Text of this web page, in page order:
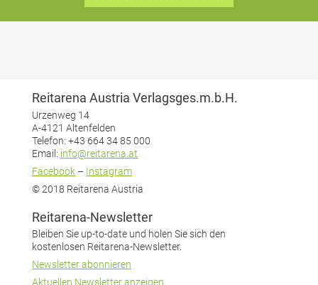
Reitarena Austria Verlagsges.m.b.H.
Urzenweg 14
A-4121 Altenfelden
Telefon: +43 664 34 85 000
Email: info@reitarena.at
Facebook – Instagram
© 2018 Reitarena Austria
Reitarena-Newsletter
Bleiben Sie up-to-date und holen Sie sich den
kostenlosen Reitarena-Newsletter.
Newsletter abonnieren
Aktuellen Newsletter anzeigen